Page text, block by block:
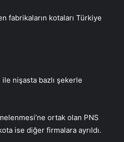
fabrikaların kotaları Türkiye
ile nişasta bazlı şekerle
ortak olan PNS
ise diğer firmalara ayrıldı.